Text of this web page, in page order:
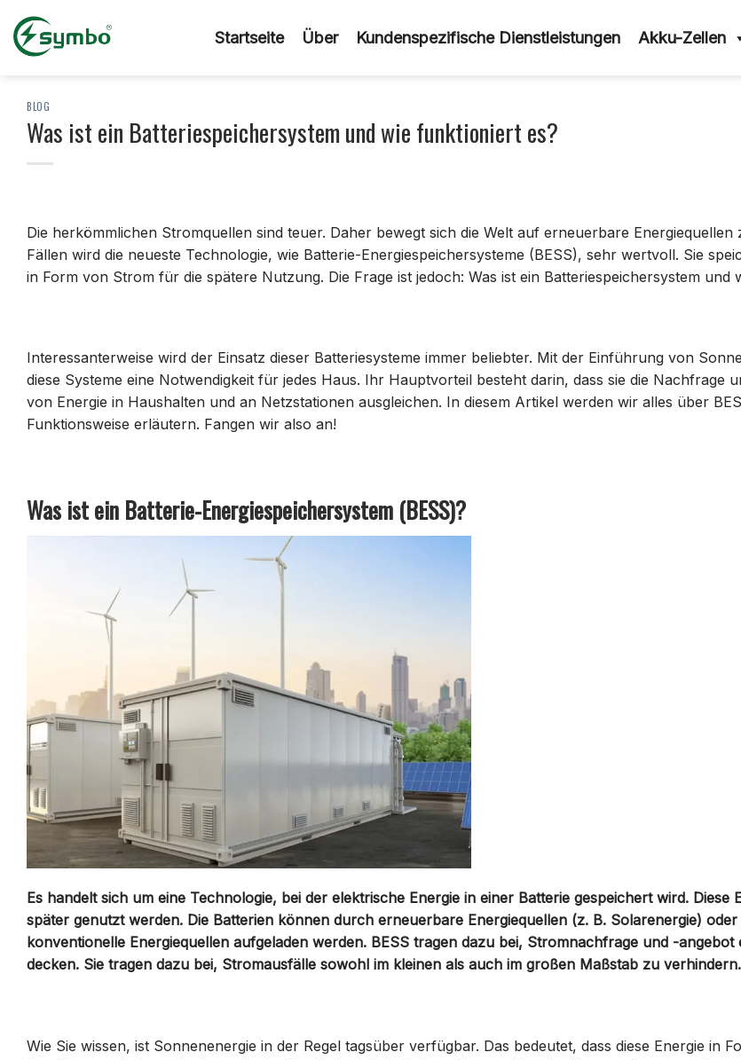
Inhalt
springen
Startseite Über Kundenspezifische Dienstleistungen Akku-Zellen
BLOG
Was ist ein Batteriespeichersystem und wie funktioniert es?
Die herkömmlichen Stromquellen sind teuer. Daher bewegt sich die Welt auf erneuerbare Energiequellen
Fällen wird die neueste Technologie, wie Batterie-Energiespeichersysteme (BESS), sehr wertvoll. Sie
in Form von Strom für die spätere Nutzung. Die Frage ist jedoch: Was ist ein Batteriespeichersystem und
Interessanterweise wird der Einsatz dieser Batteriesysteme immer beliebter. Mit der Einführung von
diese Systeme eine Notwendigkeit für jedes Haus. Ihr Hauptvorteil besteht darin, dass sie die Nachfrage
von Energie in Haushalten und an Netzstationen ausgleichen. In diesem Artikel werden wir alles über
Funktionsweise erläutern. Fangen wir also an!
Was ist ein Batterie-Energiespeichersystem (BESS)?
Es handelt sich um eine Technologie, bei der elektrische Energie in einer Batterie gespeichert wird. Diese
später genutzt werden. Die Batterien können durch erneuerbare Energiequellen (z. B. Solarenergie)
konventionelle Energiequellen aufgeladen werden. BESS tragen dazu bei, Stromnachfrage und -angebot
decken. Sie tragen dazu bei, Stromausfälle sowohl im kleinen als auch im großen Maßstab zu verhindern.
Wie Sie wissen, ist Sonnenenergie in der Regel tagsüber verfügbar. Das bedeutet, dass diese Energie in